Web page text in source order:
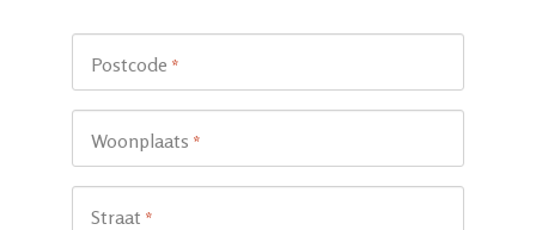
Postcode *
Woonplaats *
Straat *